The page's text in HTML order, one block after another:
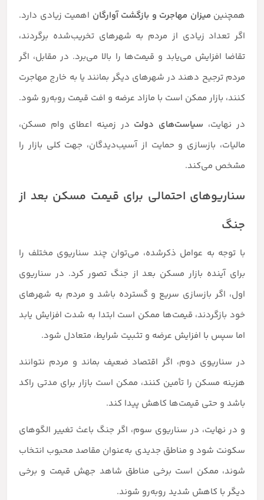
همچنین میزان مهاجرت و بازگشت آوارگان اهمیت زیادی دارد.
اگر تعداد زیادی از مردم به شهرهای تخریب‌شده برگردند،
تقاضا افزایش می‌یابد و قیمت‌ها را بالا می‌برد. در مقابل، اگر
مردم ترجیح دهند در شهرهای دیگر بمانند یا به خارج مهاجرت
کنند، بازار ممکن است با مازاد عرضه و افت قیمت روبه‌رو شود.
در نهایت، سیاست‌های دولت در زمینه اعطای وام مسکن،
مالیات، بازسازی و حمایت از آسیب‌دیدگان، جهت کلی بازار را
مشخص می‌کند.
سناریوهای احتمالی برای قیمت مسکن بعد از
جنگ
با توجه به عوامل ذکرشده، می‌توان چند سناریوی مختلف را
برای آینده بازار مسکن بعد از جنگ تصور کرد. در سناریوی
اول، اگر بازسازی سریع و گسترده باشد و مردم به شهرهای
خود بازگردند، قیمت‌ها ممکن است ابتدا به شدت افزایش یابد
اما سپس با افزایش عرضه و تثبیت شرایط، متعادل شود.
در سناریوی دوم، اگر اقتصاد ضعیف بماند و مردم نتوانند
هزینه مسکن را تأمین کنند، ممکن است بازار برای مدتی راکد
باشد و حتی قیمت‌ها کاهش پیدا کند.
و در نهایت، در سناریوی سوم، اگر جنگ باعث تغییر الگوهای
سکونت شود و مناطق جدیدی به‌عنوان مقاصد محبوب انتخاب
شوند، ممکن است برخی مناطق شاهد جهش قیمت و برخی
دیگر با کاهش شدید روبه‌رو شوند.